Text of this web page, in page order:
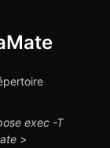
exec -T
>